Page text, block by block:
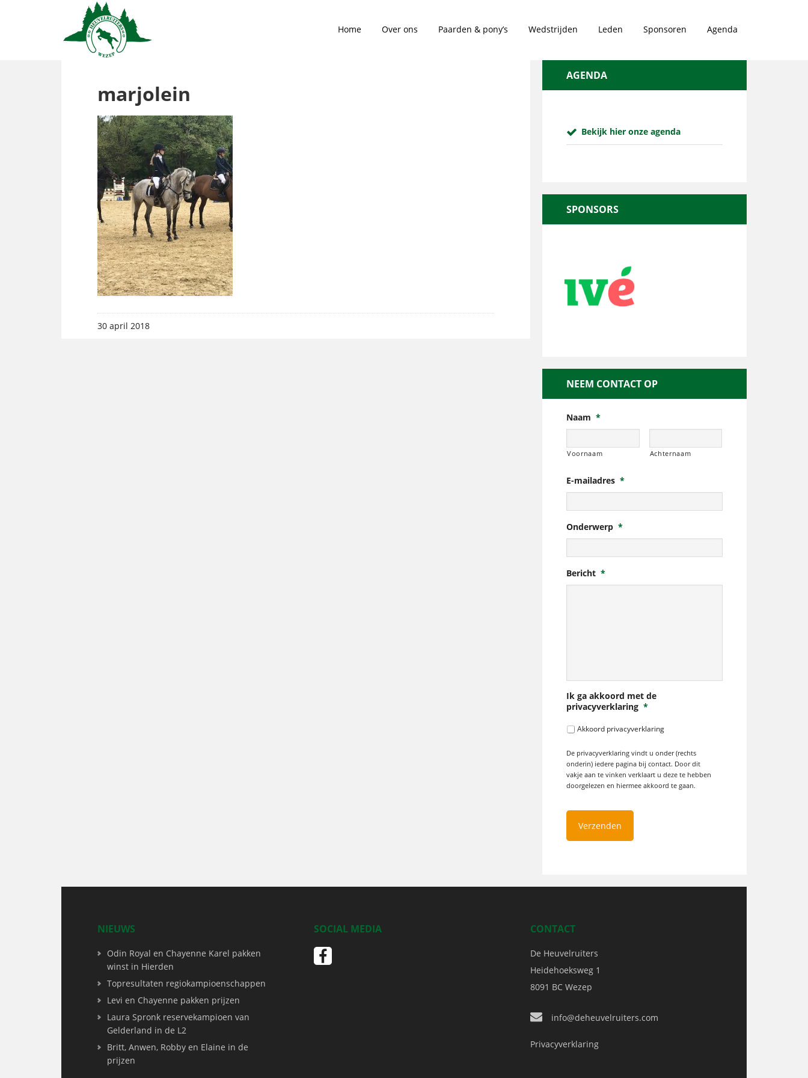
Home Over ons Paarden & pony’s Wedstrijden Leden Sponsoren Agenda
marjolein
30 april 2018
AGENDA
Bekijk hier onze agenda
SPONSORS
NEEM CONTACT OP
Naam *
Voornaam Achternaam
E-mailadres *
Onderwerp *
Bericht *
Ik ga akkoord met de
privacyverklaring *
Akkoord privacyverklaring
De privacyverklaring vindt u onder (rechts
onderin) iedere pagina bij contact. Door dit
vakje aan te vinken verklaart u deze te hebben
doorgelezen en hiermee akkoord te gaan.
NIEUWS
Odin Royal en Chayenne Karel pakken
winst in Hierden
Topresultaten regiokampioenschappen
Levi en Chayenne pakken prijzen
Laura Spronk reservekampioen van
Gelderland in de L2
Britt, Anwen, Robby en Elaine in de
prijzen
SOCIAL MEDIA CONTACT
De Heuvelruiters
Heidehoeksweg 1
8091 BC Wezep
info@deheuvelruiters.com
Privacyverklaring